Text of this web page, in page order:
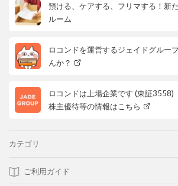
預ける、ケアする、フリマする！新
ルーム
ロコンドを運営するジェイドグルー
んか？
ロコンドは上場企業です (東証3558)
株主優待等の情報はこちら
カテゴリ
ご利用ガイド